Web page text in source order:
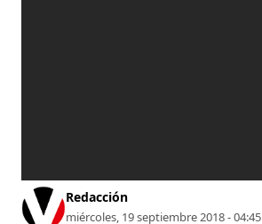
Redacción
miércoles, 19 septiembre 2018 - 04:45